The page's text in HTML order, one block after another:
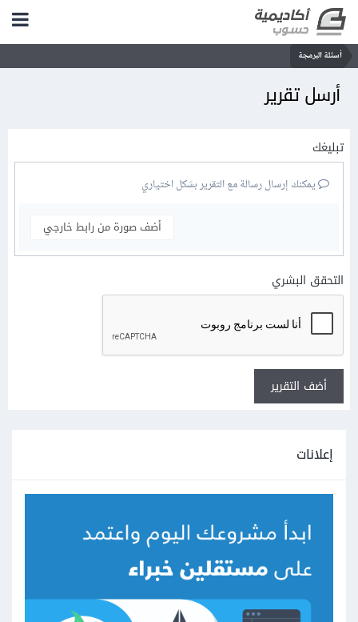
أسئلة البرمجة
أرسل تقرير
تبليغك
يمكنك إرسال رسالة مع التقرير بشكل اختياري
أضف صورة من رابط خارجي
التحقق البشري
أضف التقرير
إعلانات